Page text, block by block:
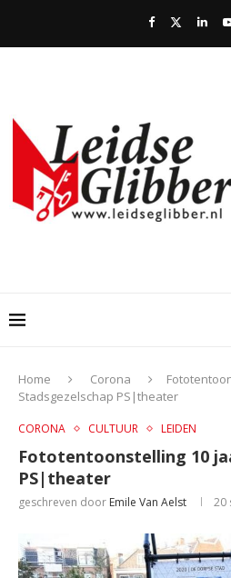
Home Corona
Stadsgezelschap PS|theater
CORONA CULTUUR LEIDEN
Fototentoonstelling 10
PS|theater
geschreven door Emile Van Aelst 20